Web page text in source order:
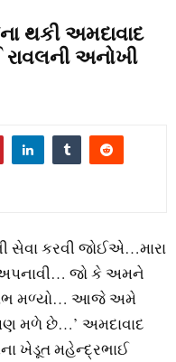
થકી અમદાવાદ
અનોખી
સેવા કરવી જોઈએ…મારા
જો કે અમને
મળ્યો… આજે અમે
મળે છે…’ અમદાવાદ
ખેડૂત મહેન્દ્રભાઈ